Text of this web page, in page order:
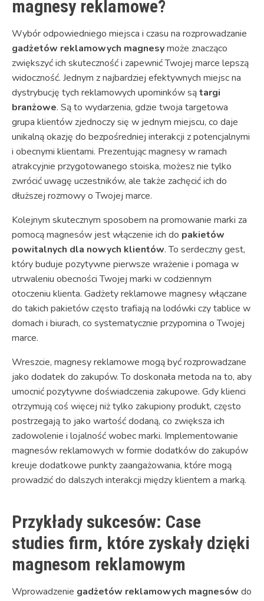
magnesy reklamowe?
Wybór odpowiedniego miejsca i czasu na rozprowadzanie
gadżetów reklamowych magnesymoże znacząco
zwiększyć ich skuteczność i zapewnić Twojej marce lepszą
widoczność. Jednym z najbardziej efektywnych miejsc na
dystrybucję tych reklamowych upominków sątargi
branżowe. Są to wydarzenia, gdzie twoja targetowa
grupa klientów zjednoczy się w jednym miejscu, co daje
unikalną okazję do bezpośredniej interakcji z potencjalnymi
i obecnymi klientami. Prezentując magnesy w ramach
atrakcyjnie przygotowanego stoiska, możesz nie tylko
zwrócić uwagę uczestników, ale także zachęcić ich do
dłuższej rozmowy o Twojej marce.
Kolejnym skutecznym sposobem na promowanie marki za
pomocą magnesów jest włączenie ich do pakietów
powitalnych dla nowych klientów. To serdeczny gest,
który buduje pozytywne pierwsze wrażenie i pomaga w
utrwaleniu obecności Twojej marki w codziennym
otoczeniu klienta. Gadżety reklamowe magnesy włączane
do takich pakietów często trafiają na lodówki czy tablice w
domach i biurach, co systematycznie przypomina o Twojej
marce.
Wreszcie, magnesy reklamowe mogą być rozprowadzane
jako dodatek do zakupów. To doskonała metoda na to, aby
umocnić pozytywne doświadczenia zakupowe. Gdy klienci
otrzymują coś więcej niż tylko zakupiony produkt, często
postrzegają to jako wartość dodaną, co zwiększa ich
zadowolenie i lojalność wobec marki. Implementowanie
magnesów reklamowych w formie dodatków do zakupów
kreuje dodatkowe punkty zaangażowania, które mogą
prowadzić do dalszych interakcji między klientem a marką.
Przykłady sukcesów: Case
studies firm, które zyskały dzięki
magnesom reklamowym
Wprowadzenie gadżetów reklamowych magnesów do